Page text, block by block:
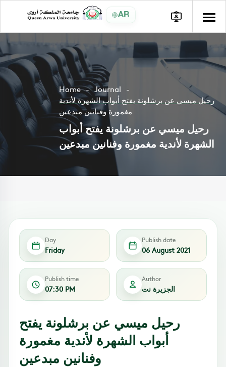
AR
Home
Journal
رحيل ميسي عن برشلونة يفتح أبواب الشهرة لأندية
مغمورة وفنانين مبدعين
رحيل ميسي عن برشلونة يفتح أبواب
الشهرة لأندية مغمورة وفنانين مبدعين
Day
Friday
Publish date
06 August 2021
Publish time
07:30 PM
Author
الجزيرة نت
رحيل ميسي عن برشلونة يفتح
أبواب الشهرة لأندية مغمورة
وفنانين مبدعين